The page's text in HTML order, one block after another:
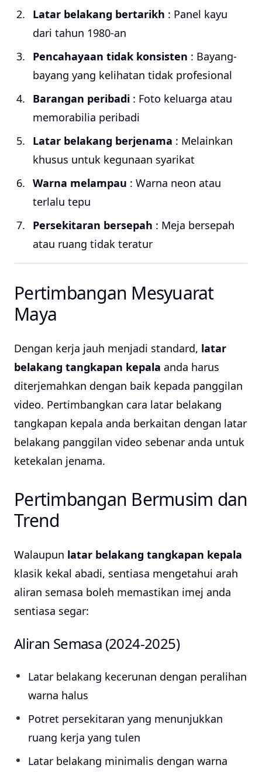
Latar belakang bertarikh : Panel kayu
dari tahun 1980-an
Pencahayaan tidak konsisten : Bayang-
bayang yang kelihatan tidak profesional
Barangan peribadi : Foto keluarga atau
memorabilia peribadi
Latar belakang berjenama : Melainkan
khusus untuk kegunaan syarikat
Warna melampau : Warna neon atau
terlalu tepu
Persekitaran bersepah : Meja bersepah
atau ruang tidak teratur
Pertimbangan Mesyuarat
Maya
Dengan kerja jauh menjadi standard, latar
belakang tangkapan kepala anda harus
diterjemahkan dengan baik kepada panggilan
video. Pertimbangkan cara latar belakang
tangkapan kepala anda berkaitan dengan latar
belakang panggilan video sebenar anda untuk
ketekalan jenama.
Pertimbangan Bermusim dan
Trend
Walaupun latar belakang tangkapan kepala
klasik kekal abadi, sentiasa mengetahui arah
aliran semasa boleh memastikan imej anda
sentiasa segar:
Aliran Semasa (2024-2025)
Latar belakang kecerunan dengan peralihan
warna halus
Potret persekitaran yang menunjukkan
ruang kerja yang tulen
Latar belakang minimalis dengan warna